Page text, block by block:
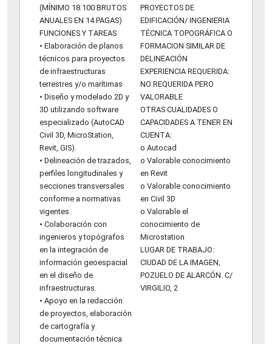
(MÍNIMO 18.100 BRUTOS
ANUALES EN 14 PAGAS)
FUNCIONES Y TAREAS
• Elaboración de planos
técnicos para proyectos
de infraestructuras
terrestres y/o marítimas
• Diseño y modelado 2D y
3D utilizando software
especializado (AutoCAD
Civil 3D, MicroStation,
Revit, GIS).
• Delineación de trazados,
perfiles longitudinales y
secciones transversales
conforme a normativas
vigentes.
• Colaboración con
ingenieros y topógrafos
en la integración de
información geoespacial
en el diseño de
infraestructuras.
• Apoyo en la redacción
de proyectos, elaboración
de cartografía y
documentación técnica
PROYECTOS DE
EDIFICACIÓN/ INGENIERIA
TÉCNICA TOPOGRÁFICA O
FORMACION SIMILAR DE
DELINEACIÓN
EXPERIENCIA REQUERIDA:
NO REQUERIDA PERO
VALORABLE
OTRAS CUALIDADES O
CAPACIDADES A TENER EN
CUENTA:
o Autocad
o Valorable conocimiento
en Revit
o Valorable conocimiento
en Civil 3D
o Valorable el
conocimiento de
Microstation
LUGAR DE TRABAJO:
CIUDAD DE LA IMAGEN,
POZUELO DE ALARCÓN. C/
VIRGILIO, 2